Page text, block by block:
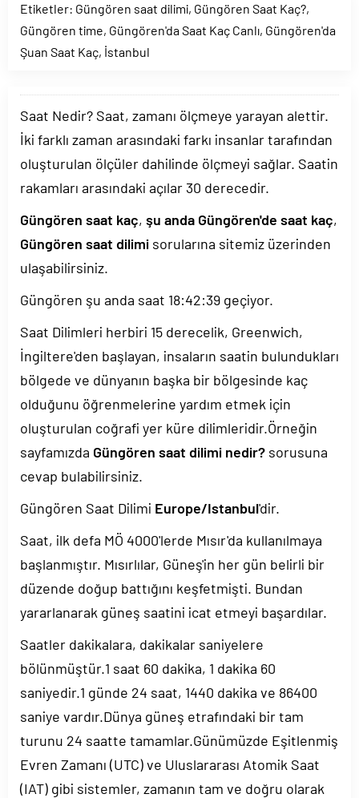
Etiketler: Güngören saat dilimi, Güngören Saat Kaç?,
Güngören time, Güngören'da Saat Kaç Canlı, Güngören'da
Şuan Saat Kaç, İstanbul
Saat Nedir? Saat, zamanı ölçmeye yarayan alettir.
İki farklı zaman arasındaki farkı insanlar tarafından
oluşturulan ölçüler dahilinde ölçmeyi sağlar. Saatin
rakamları arasındaki açılar 30 derecedir.
Güngören saat kaç, şu anda Güngören'de saat kaç,
Güngören saat dilimi sorularına sitemiz üzerinden
ulaşabilirsiniz.
Güngören şu anda saat 18:42:39 geçiyor.
Saat Dilimleri herbiri 15 derecelik, Greenwich,
İngiltere'den başlayan, insaların saatin bulundukları
bölgede ve dünyanın başka bir bölgesinde kaç
olduğunu öğrenmelerine yardım etmek için
oluşturulan coğrafi yer küre dilimleridir.Örneğin
sayfamızda Güngören saat dilimi nedir? sorusuna
cevap bulabilirsiniz.
Güngören Saat Dilimi Europe/Istanbul'dir.
Saat, ilk defa MÖ 4000'lerde Mısır'da kullanılmaya
başlanmıştır. Mısırlılar, Güneş'in her gün belirli bir
düzende doğup battığını keşfetmişti. Bundan
yararlanarak güneş saatini icat etmeyi başardılar.
Saatler dakikalara, dakikalar saniyelere
bölünmüştür.1 saat 60 dakika, 1 dakika 60
saniyedir.1 günde 24 saat, 1440 dakika ve 86400
saniye vardır.Dünya güneş etrafındaki bir tam
turunu 24 saatte tamamlar.Günümüzde Eşitlenmiş
Evren Zamanı (UTC) ve Uluslararası Atomik Saat
(IAT) gibi sistemler, zamanın tam ve doğru olarak